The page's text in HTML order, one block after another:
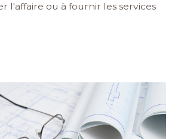
l'affaire ou à fournir les services